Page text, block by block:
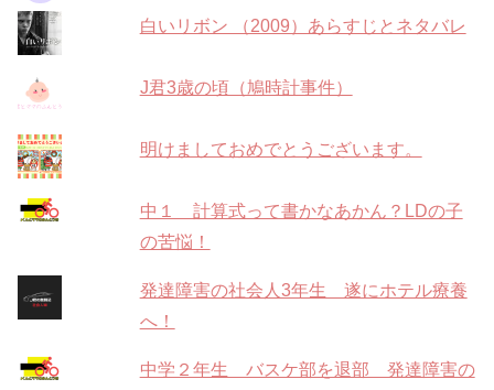
白いリボン （2009）あらすじとネタバレ
J君3歳の頃（鳩時計事件）
明けましておめでとうございます。
中１ 計算式って書かなあかん？LDの子
の苦悩！
発達障害の社会人3年生 遂にホテル療養
へ！
中学２年生 バスケ部を退部 発達障害の